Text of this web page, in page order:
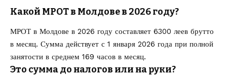
Какой МРОТ в Молдове в 2026 году?
МРОТ в Молдове в 2026 году составляет 6300 леев брутто
в месяц. Сумма действует с 1 января 2026 года при полной
занятости в среднем 169 часов в месяц.
Это сумма до налогов или на руки?